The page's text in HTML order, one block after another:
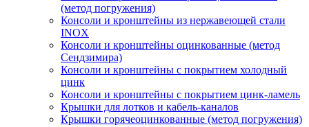
(метод погружения)
Консоли и кронштейны из нержавеющей стали
INOX
Консоли и кронштейны оцинкованные (метод
Сендзимира)
Консоли и кронштейны с покрытием холодный
цинк
Консоли и кронштейны с покрытием цинк-ламель
Крышки для лотков и кабель-каналов
Крышки горячеоцинкованные (метод погружения)